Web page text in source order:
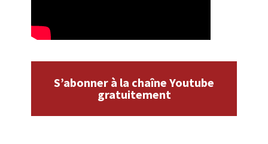
S’abonner à la chaîne Youtube
gratuitement